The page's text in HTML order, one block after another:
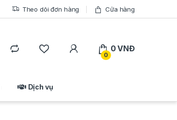
Theo dõi đơn hàng Cửa hàng
0
0VNĐ
Dịch vụ